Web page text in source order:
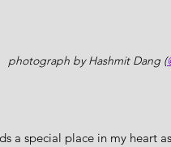
photograph by Hashmit Dang (
a special place in my heart